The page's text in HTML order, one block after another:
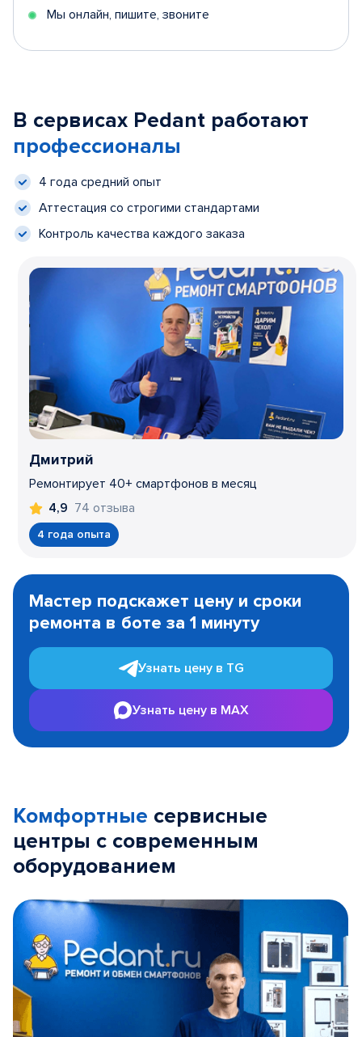
Мы онлайн, пишите, звоните
В сервисах Pedant работают
профессионалы
4 года средний опыт
Аттестация со строгими стандартами
Контроль качества каждого заказа
Дмитрий
Ремонтирует 40+ смартфонов в месяц
4,9 74 отзыва
4 года опыта
1
Мастер подскажет цену и сроки
ремонта в боте за 1 минуту
Узнать цену в TG
Узнать цену в MAX
Комфортные сервисные
центры с современным
оборудованием